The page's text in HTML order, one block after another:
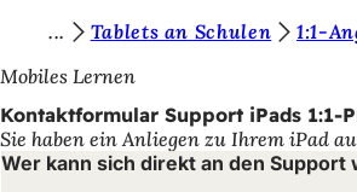
Inhalt anspringen
i
e
b
Tablets an Schulen 1:1-
Mobiles Lernen
Kontaktformular Support iPads 1:1-
Sie haben ein Anliegen zu Ihrem iPad
Wer kann sich direkt an den Support